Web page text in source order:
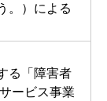
。）による
る「障害者
ービス事業